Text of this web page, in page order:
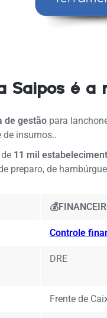
Saipos é a
de gestãopara
de insumos..
11 mil
preparo, de
Controle
DRE
Frente de